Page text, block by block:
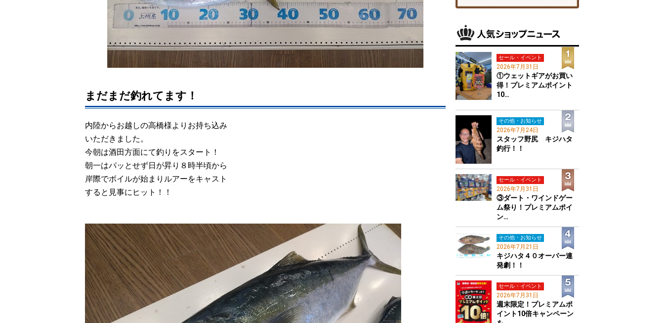
まだまだ釣れてます！
内陸からお越しの高橋様よりお持ち込み
いただきました。
今朝は酒田方面にて釣りをスタート！
朝一はパッとせず日が昇り８時半頃から
岸際でボイルが始まりルアーをキャスト
すると見事にヒット！！
セール・イベント
2026年7月31日
①ウェットギアがお買い
得！プレミアムポイント
10…
その他・お知らせ
2026年7月24日
スタッフ野尻 キジハタ
釣行！！
セール・イベント
2026年7月31日
③ダート・ワインドゲー
ム祭り！プレミアムポイ
ン…
その他・お知らせ
2026年7月21日
キジハタ４０オーバー連
発劇！！
セール・イベント
2026年7月31日
週末限定！プレミアムポ
イント10倍キャンペーン